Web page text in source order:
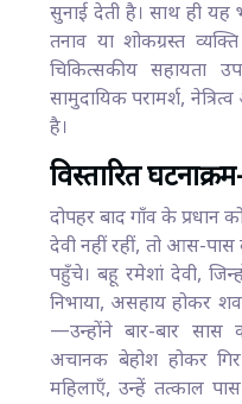
सुनाई देती है। साथ ही
तनाव या शोकग्रस्त
चिकित्सकीय सहायता
सामुदायिक परामर्श,
है।
विस्तारित
दोपहर बाद गाँव के प्रधान
देवी नहीं रहीं, तो आस-पास
पहुँचे। बहू रमेशां देवी,
निभाया, असहाय होकर
—उन्होंने बार-बार
अचानक बेहोश होकर
महिलाएँ, उन्हें तत्काल